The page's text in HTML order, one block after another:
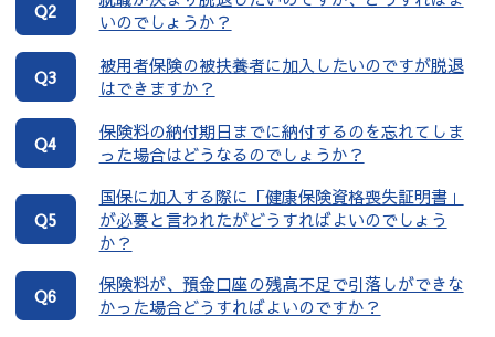
Q2
いのでしょうか？
Q3
被用者保険の被扶養者に加入したいのですが脱退
はできますか？
Q4
保険料の納付期日までに納付するのを忘れてしま
った場合はどうなるのでしょうか？
Q5
国保に加入する際に「健康保険資格喪失証明書」
が必要と言われたがどうすればよいのでしょう
か？
Q6
保険料が、預金口座の残高不足で引落しができな
かった場合どうすればよいのですか？